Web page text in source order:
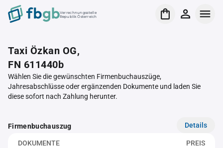
Verrechnungsstelle
Republik Österreich
Taxi Özkan OG,
FN 611440b
Wählen Sie die gewünschten Firmenbuchauszüge,
Jahresabschlüsse oder ergänzenden Dokumente und laden Sie
diese sofort nach Zahlung herunter.
Firmenbuchauszug Details
DOKUMENTE PREIS